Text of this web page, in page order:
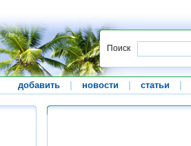
Поиск
добавить новости статьи